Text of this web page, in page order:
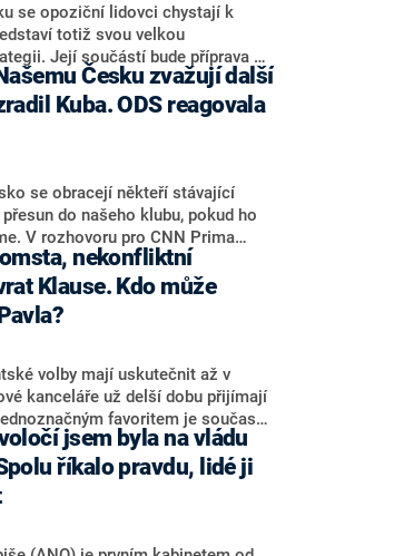
se opoziční lidovci chystají k
totiž svou velkou
Její součástí bude příprava na
řekl ve středu na setkání s novináři
Jan Grolich. Ten zároveň v
kandiduje ve Vyškově. Popsal i
vládní strany nebo političtí
o slabé a v defenzivě. „Je to
na chyby vlády. Ministři s
do debat. Chceme ale ukazovat
Grolich na dotaz CNN Prima
Kuba. ODS reagovala
se obracejí někteří stávající
do našeho klubu, pokud ho
V rozhovoru pro CNN Prima
hnutí a jihočeský hejtman
nebyl, ale získat by takto mohl
Zdeňka Hrabu, který je dnes
a TOP 09. Hraba to na dotaz
Předseda klubu senátorů ODS
řekl, že počítá s odchodem
z klubu a že Naše Česko není
Klause. Kdo může
volby mají uskutečnit až v
kanceláře už delší dobu přijímají
favoritem je současná
Daleko za ním pak bookmakeři
politiky ANO, tedy premiéra
průmyslu Karla Havlíčka.
sázkařů je poslanec za
Politolog Jan Kubáček nicméně
jsem byla na vládu
říkalo pravdu, lidé ji